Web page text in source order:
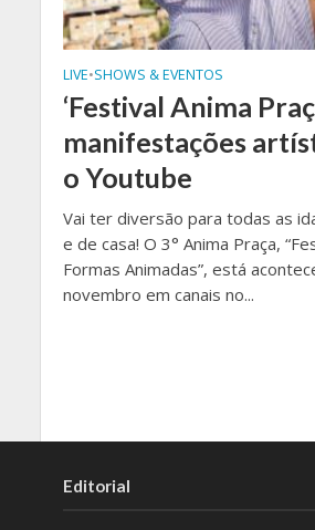
LIVE•SHOWS & EVENTOS
‘Festival Anima
manifestações
o Youtube
Vai ter diversão para todas as
e de casa! O 3° Anima Praça,
Formas Animadas”, está
novembro em canais no...
Editorial